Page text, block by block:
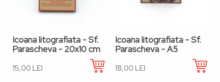
Icoana litografiata - Sf.
Parascheva - 20x10 cm
15,00 LEI
Icoana litografiata - Sf.
Parascheva - A5
18,00 LEI